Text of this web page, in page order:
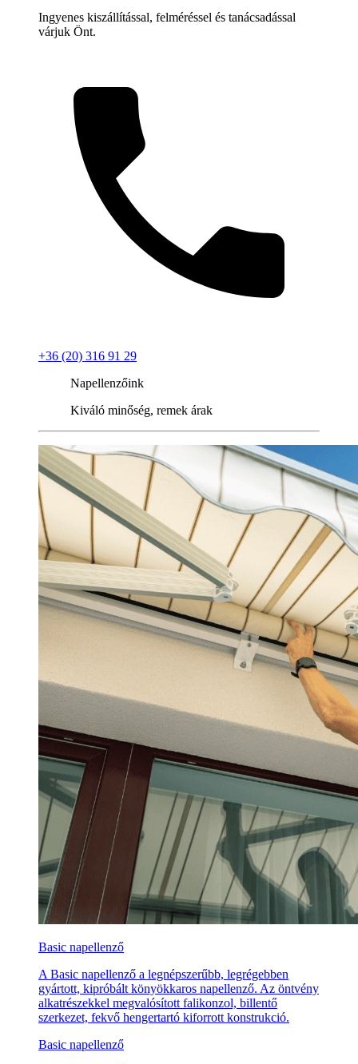
Ingyenes kiszállítással, felméréssel és tanácsadással
várjuk Önt.
+36 (20) 316 91 29
Napellenzőink
Kiváló minőség, remek árak
Basic napellenző
A Basic napellenző a legnépszerűbb, legrégebben
gyártott, kipróbált könyökkaros napellenző. Az öntvény
alkatrészekkel megvalósított falikonzol, billentő
szerkezet, fekvő hengertartó kiforrott konstrukció.
Basic napellenző